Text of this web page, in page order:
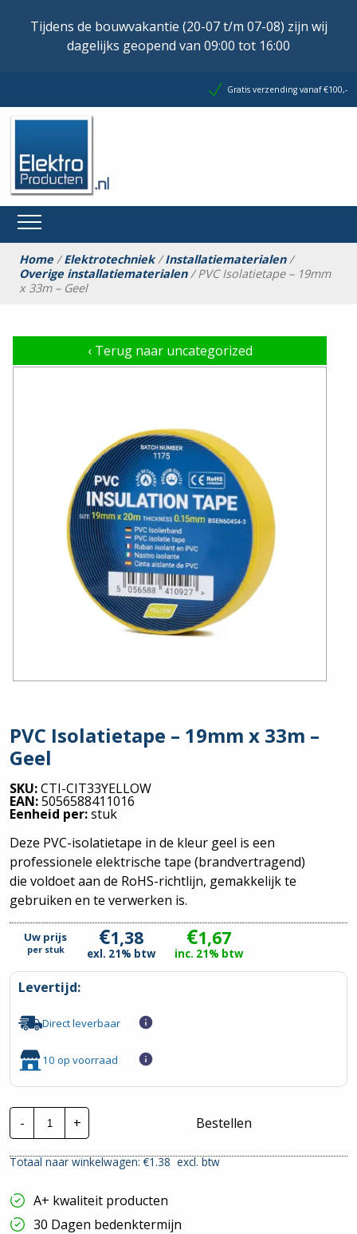
Tijdens de bouwvakantie (20-07 t/m 07-08) zijn wij
dagelijks geopend van 09:00 tot 16:00
Gratis verzending vanaf €100,-
Home/Elektrotechniek/Installatiematerialen/
Overige installatiematerialen/ PVC Isolatietape – 19mm
x 33m – Geel
‹Terug naar uncategorized
PVC Isolatietape – 19mm x 33m –
Geel
SKU:CTI-CIT33YELLOW
EAN:5056588411016
Eenheid per:stuk
Deze PVC-isolatietape in de kleur geel is een
professionele elektrische tape (brandvertragend)
die voldoet aan de RoHS-richtlijn, gemakkelijk te
gebruiken en te verwerken is.
Uw prijs
per stuk €1,38
exl. 21% btw
€1,67
inc. 21% btw
Levertijd:
Direct leverbaar
10 op voorraad
-
PVC
Isolatietape
-
x
Geel
hoeveelheid
+ Bestellen
Totaal naar winkelwagen: €1.38excl. btw
A+ kwaliteit producten
30 Dagen bedenktermijn